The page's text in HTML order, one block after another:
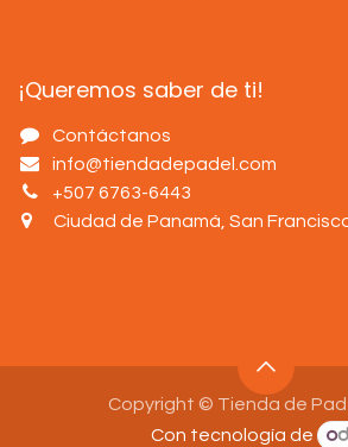
¡Queremos saber de ti!
Contáctanos
info@tiendadepadel.com
+507 6763-6443
Ciudad de Panamá, San
Copyright © Tienda de
Con tecnología de